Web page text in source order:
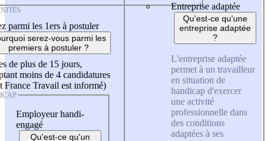
parmi les 1ers à postuler
serez-vous parmi les
premiers à postuler ?
de plus de 15 jours,
moins de 4 candidatures
France Travail est informé)
Employeur handi-
engagé
Qu'est-ce qu'un
Entreprise adaptée
Qu'est-ce qu'une
entreprise adaptée
?
L'entreprise adaptée
permet à un travailleur
en situation de
handicap d'exercer
une activité
professionnelle dans
des conditions
adaptées à ses